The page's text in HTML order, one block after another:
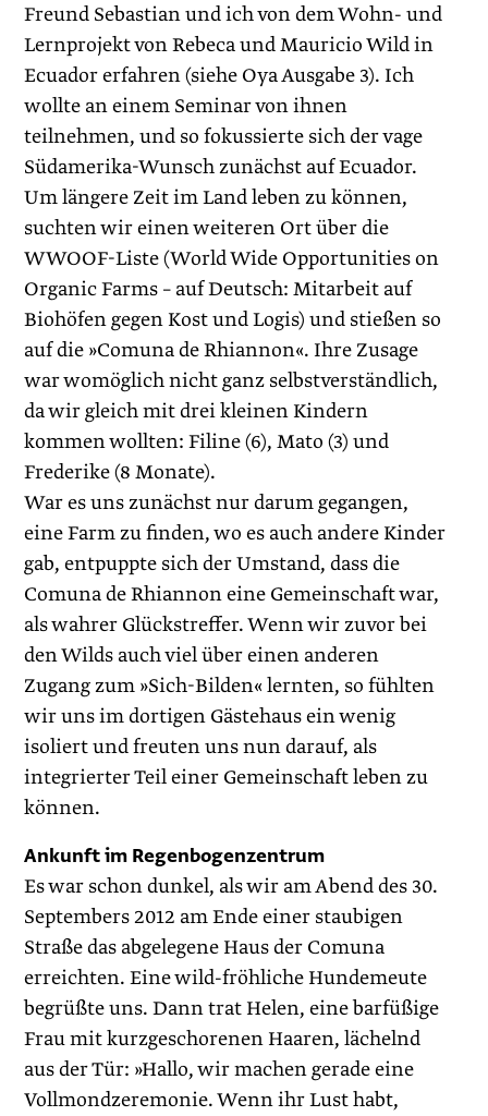
Freund Sebastian und ich von dem Wohn- und
Lernprojekt von Rebeca und Mauricio Wild in
Ecuador erfahren (siehe Oya Ausgabe 3). Ich
wollte an einem Seminar von ihnen
teilnehmen, und so fokussierte sich der vage
Südamerika-Wunsch zunächst auf Ecuador.
Um längere Zeit im Land leben zu können,
suchten wir einen weiteren Ort über die
WWOOF-Liste (World Wide Opportunities on
Organic Farms – auf Deutsch: Mitarbeit auf
Biohöfen gegen Kost und Logis) und stießen so
auf die »Comuna de Rhiannon«. Ihre Zusage
war womöglich nicht ganz selbstverständlich,
da wir gleich mit drei kleinen Kindern
kommen wollten: Filine (6), Mato (3) und
Frederike (8 Monate).
War es uns zunächst nur darum gegangen,
eine Farm zu finden, wo es auch andere Kinder
gab, entpuppte sich der Umstand, dass die
Comuna de Rhiannon eine Gemeinschaft war,
als wahrer Glückstreffer. Wenn wir zuvor bei
den Wilds auch viel über einen anderen
Zugang zum »Sich-Bilden« lernten, so fühlten
wir uns im dortigen Gästehaus ein wenig
isoliert und freuten uns nun darauf, als
integrierter Teil einer Gemeinschaft leben zu
können.
Ankunft im Regenbogenzentrum
Es war schon dunkel, als wir am Abend des 30.
Septembers 2012 am Ende einer staubigen
Straße das abgelegene Haus der Comuna
erreichten. Eine wild-fröhliche Hundemeute
begrüßte uns. Dann trat Helen, eine barfüßige
Frau mit kurzgeschorenen Haaren, lächelnd
aus der Tür: »Hallo, wir machen gerade eine
Vollmondzeremonie. Wenn ihr Lust habt,